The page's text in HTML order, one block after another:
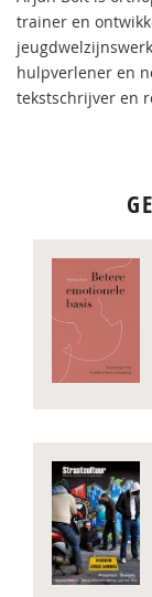
trainer en
hulpverlener en
tekstschrijver en